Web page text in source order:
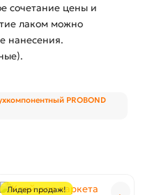
сочетание цены и
лаком можно
нанесения.
PROBOND
Лидер продаж!